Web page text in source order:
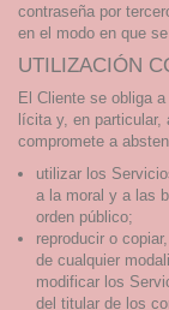
contraseña por
en el modo en que
UTILIZACIÓN
El Cliente se obliga
lícita y, en
compromete a
utilizar los
a la moral y a las
orden público;
reproducir o
de cualquier
modificar los
del titular de los